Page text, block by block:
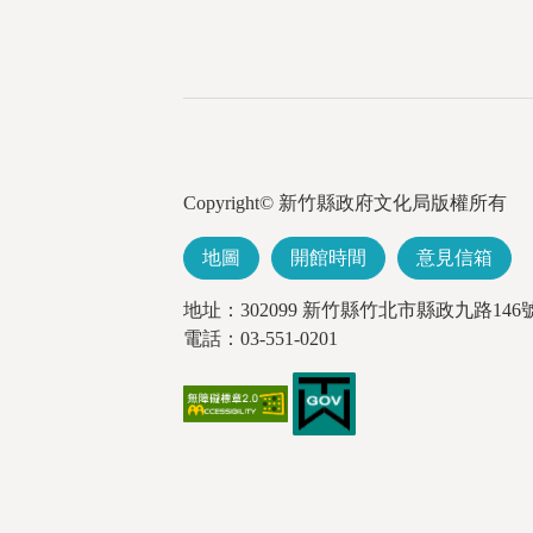
Copyright© 新竹縣政府文化局版權所有
地圖 開館時間 意見信箱
地址：302099 新竹縣竹北市縣政九路146
電話：03-551-0201